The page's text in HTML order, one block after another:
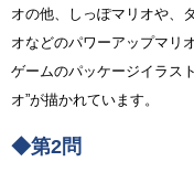
オの他、しっぽマリオや、
オなどのパワーアップマリ
ゲームのパッケージイラス
オ”が描かれています。
◆第2問